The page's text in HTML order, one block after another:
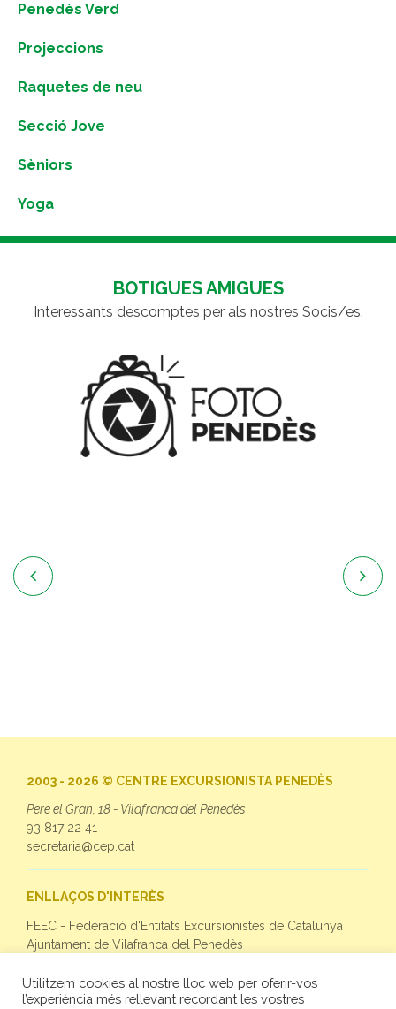
Penedès Verd
Projeccions
Raquetes de neu
Secció Jove
Sèniors
Yoga
BOTIGUES AMIGUES
Interessants descomptes per als nostres Socis/es.
 
2003 - 2026 © CENTRE EXCURSIONISTA PENEDÈS
Pere el Gran, 18 - Vilafranca del Penedès
93 817 22 41
secretaria@cep.cat
ENLLAÇOS D'INTERÈS
FEEC - Federació d'Entitats Excursionistes de Catalunya
Ajuntament de Vilafranca del Penedès
SEGUEIX-NOS
Utilitzem cookies al nostre lloc web per oferir-vos
l’experiència més rellevant recordant les vostres